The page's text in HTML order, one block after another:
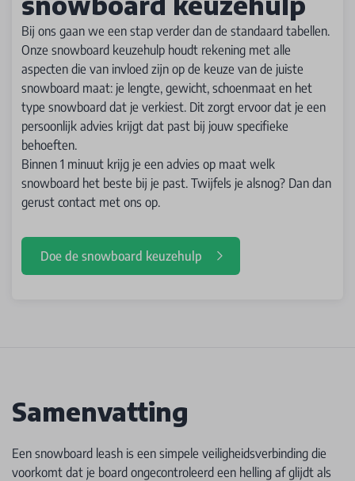
Bij ons gaan we een stap verder dan de standaard tabellen.
Onze snowboard keuzehulp houdt rekening met alle
aspecten die van invloed zijn op de keuze van de juiste
snowboard maat: je lengte, gewicht, schoenmaat en het
type snowboard dat je verkiest. Dit zorgt ervoor dat je een
persoonlijk advies krijgt dat past bij jouw specifieke
behoeften.
Binnen 1 minuut krijg je een advies op maat welk
snowboard het beste bij je past. Twijfels je alsnog? Dan dan
gerust contact met ons op.
Doe de snowboard keuzehulp
Samenvatting
Een snowboard leash is een simpele veiligheidsverbinding die
voorkomt dat je board ongecontroleerd een helling af glijdt als